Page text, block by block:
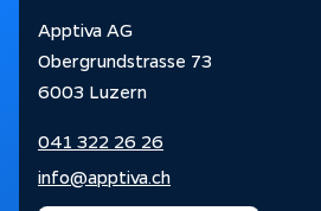
Apptiva AG
Obergrundstrasse 73
6003 Luzern
041 322 26 26
info@apptiva.ch